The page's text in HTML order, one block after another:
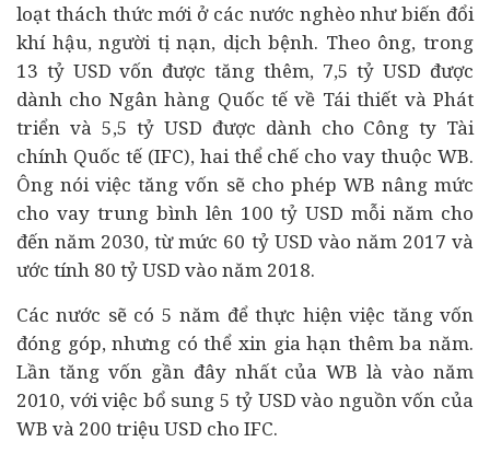
loạt thách thức mới ở các nước nghèo như biến đổi
khí hậu, người tị nạn, dịch bệnh. Theo ông, trong
13 tỷ USD vốn được tăng thêm, 7,5 tỷ USD được
dành cho Ngân hàng Quốc tế về Tái thiết và Phát
triển và 5,5 tỷ USD được dành cho Công ty Tài
chính Quốc tế (IFC), hai thể chế cho vay thuộc WB.
Ông nói việc tăng vốn sẽ cho phép WB nâng mức
cho vay trung bình lên 100 tỷ USD mỗi năm cho
đến năm 2030, từ mức 60 tỷ USD vào năm 2017 và
ước tính 80 tỷ USD vào năm 2018.
Các nước sẽ có 5 năm để thực hiện việc tăng vốn
đóng góp, nhưng có thể xin gia hạn thêm ba năm.
Lần tăng vốn gần đây nhất của WB là vào năm
2010, với việc bổ sung 5 tỷ USD vào nguồn vốn của
WB và 200 triệu USD cho IFC.